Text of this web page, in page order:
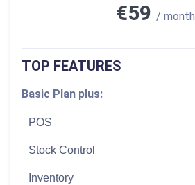
€59 / month
TOP FEATURES
Basic Plan plus:
POS
Stock Control
Inventory